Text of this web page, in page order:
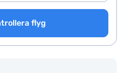
flyg